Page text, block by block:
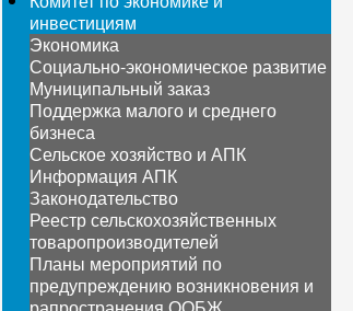
инвестициям
Экономика
Социально-экономическое развитие
Муниципальный заказ
Поддержка малого и среднего
бизнеса
Сельское хозяйство и АПК
Информация АПК
Законодательство
Реестр сельскохозяйственных
товаропроизводителей
Планы мероприятий по
предупреждению возникновения и